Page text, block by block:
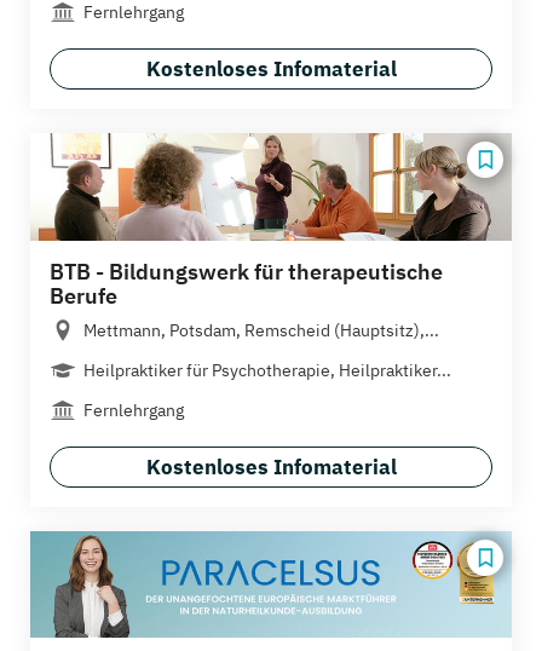
Fernlehrgang
Kostenloses Infomaterial
BTB - Bildungswerk für therapeutische
Berufe
Mettmann, Potsdam, Remscheid (Hauptsitz),...
Heilpraktiker für Psychotherapie, Heilpraktiker...
Fernlehrgang
Kostenloses Infomaterial